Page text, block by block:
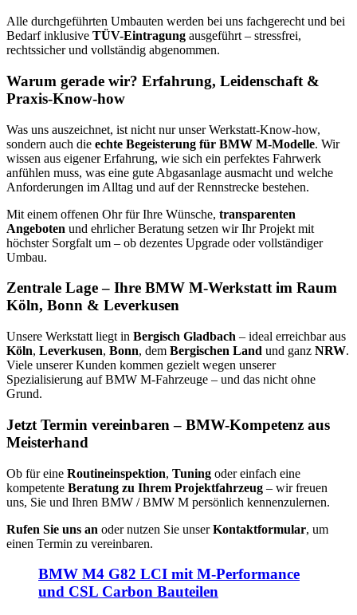
Alle durchgeführten Umbauten werden bei uns fachgerecht und bei
Bedarf inklusive TÜV-Eintragung ausgeführt – stressfrei,
rechtssicher und vollständig abgenommen.
Warum gerade wir? Erfahrung, Leidenschaft &
Praxis-Know-how
Was uns auszeichnet, ist nicht nur unser Werkstatt-Know-how,
sondern auch die echte Begeisterung für BMW M-Modelle. Wir
wissen aus eigener Erfahrung, wie sich ein perfektes Fahrwerk
anfühlen muss, was eine gute Abgasanlage ausmacht und welche
Anforderungen im Alltag und auf der Rennstrecke bestehen.
Mit einem offenen Ohr für Ihre Wünsche, transparenten
Angeboten und ehrlicher Beratung setzen wir Ihr Projekt mit
höchster Sorgfalt um – ob dezentes Upgrade oder vollständiger
Umbau.
Zentrale Lage – Ihre BMW M-Werkstatt im Raum
Köln, Bonn & Leverkusen
Unsere Werkstatt liegt in Bergisch Gladbach – ideal erreichbar aus
Köln, Leverkusen, Bonn, dem Bergischen Land und ganz NRW.
Viele unserer Kunden kommen gezielt wegen unserer
Spezialisierung auf BMW M-Fahrzeuge – und das nicht ohne
Grund.
Jetzt Termin vereinbaren – BMW-Kompetenz aus
Meisterhand
Ob für eine Routineinspektion, Tuning oder einfach eine
kompetente Beratung zu Ihrem Projektfahrzeug – wir freuen
uns, Sie und Ihren BMW / BMW M persönlich kennenzulernen.
Rufen Sie uns an oder nutzen Sie unserKontaktformular, um
einen Termin zu vereinbaren.
BMW M4 G82 LCI mit M-Performance
und CSL Carbon Bauteilen